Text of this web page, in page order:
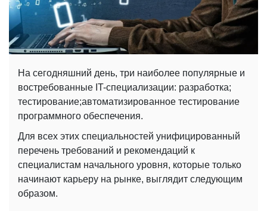
На сегодняшний день, три наиболее популярные и
востребованные IT-специализации: разработка;
тестирование;автоматизированное тестирование
программного обеспечения.
Для всех этих специальностей унифицированный
перечень требований и рекомендаций к
специалистам начального уровня, которые только
начинают карьеру на рынке, выглядит следующим
образом.